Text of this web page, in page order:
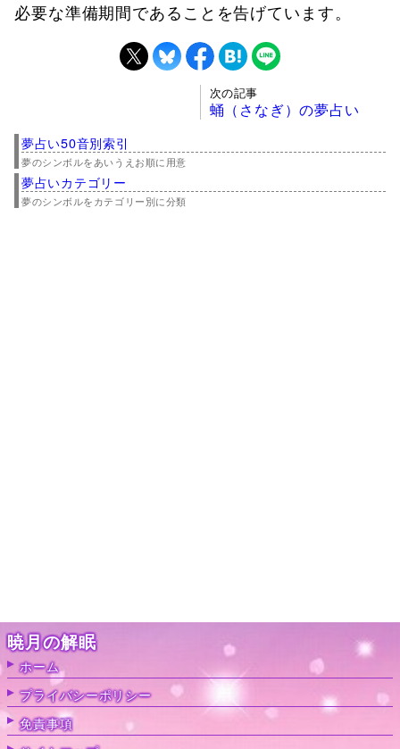
必要な準備期間であることを告げています。
次の記事
蛹（さなぎ）の夢占い
夢占い50音別索引
夢のシンボルをあいうえお順に用意
夢占いカテゴリー
夢のシンボルをカテゴリー別に分類
暁月の解眠
ホーム
プライバシーポリシー
免責事項